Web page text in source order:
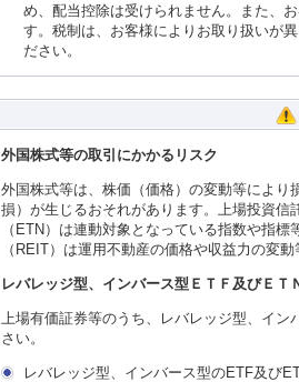
め、配当控除は受けられません。また、
す。税制は、お客様によりお取り扱いが
ださい。
外国株式等の取引にかかるリスク
外国株式等は、株価（価格）の変動等によ
損）が生じるおそれがあります。上場投資
（ETN）は連動対象となっている指数や指
（REIT）は運用不動産の価格や収益力の変
レバレッジ型、インバース型ＥＴＦ及びＥＴ
上場有価証券等のうち、レバレッジ型、イ
さい。
レバレッジ型、インバース型のETF及び